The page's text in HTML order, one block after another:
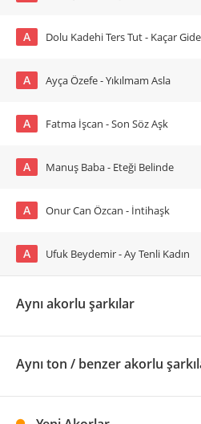
A Dolu Kadehi Ters Tut - Kaçar
A Ayça Özefe - Yıkılmam Asla
A Fatma İşcan - Son Söz Aşk
A Manuş Baba - Eteği Belinde
A Onur Can Özcan - İntihaşk
A Ufuk Beydemir - Ay Tenli Kadın
Aynı akorlu şarkılar
Aynı ton / benzer akorlu